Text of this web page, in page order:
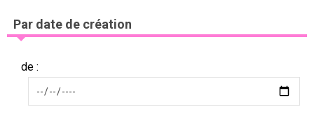
Par date de création
de :